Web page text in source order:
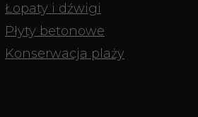
Łopaty i dźwigi
Płyty betonowe
Konserwacja plaży